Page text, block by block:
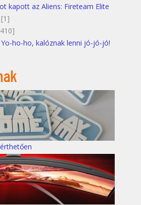
kapott az Aliens: Fireteam Elite
[1]
ho-ho, kalóznak lenni jó-jó-jó!